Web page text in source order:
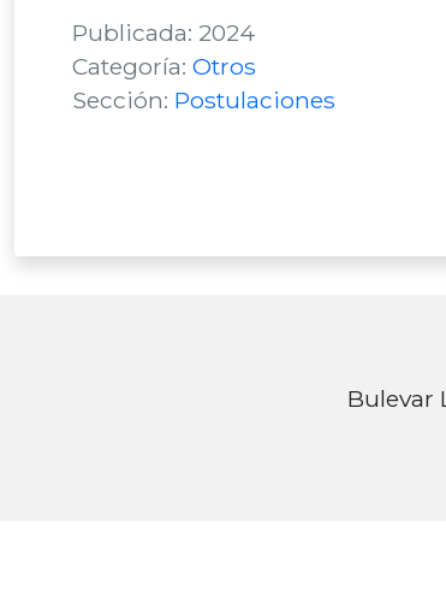
Publicada: 2024
Categoría: Otros
Sección: Postulaciones
Bulevar